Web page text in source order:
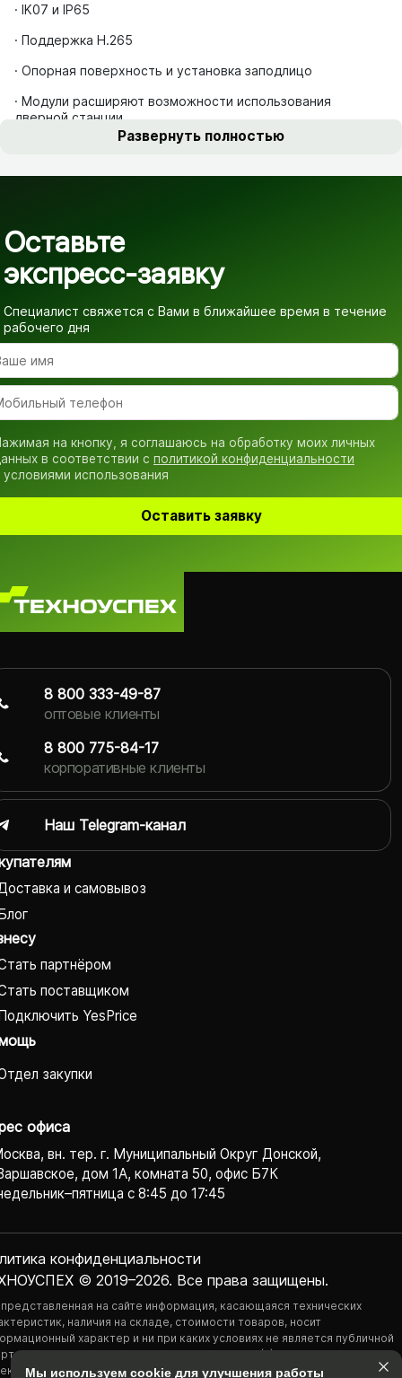
· IK07 и IP65
· Поддержка H.265
· Опорная поверхность и установка заподлицо
· Модули расширяют возможности использования
дверной станции
Развернуть полностью
Оставьте
экспресс-заявку
Специалист свяжется с Вами в ближайшее время в течение
рабочего дня
на кнопку, я соглашаюсь на обработку моих личных
в соответствии с политикой конфиденциальности
условиями использования
Оставить заявку
и самовывоз
партнёром
поставщиком
YesPrice
закупки
офиса
вн. тер. г. Муниципальный Округ Донской,
дом 1А, комната 50, офис Б7К
с 8:45 до 17:45
© 2019–2026. Все права защищены.
конфиденциаль­ности
на сайте информация, касающаяся технических
наличия на складе, стоимости товаров, носит
характер и ни при каких условиях не является публичной
определяемой положениями Статьи 437(2) Гражданского
РФ.
8 800 333-49-87
оптовые клиенты
8 800 775-84-17
корпоративные клиенты
Наш Telegram-канал
Мы используем cookie для улучшения работы